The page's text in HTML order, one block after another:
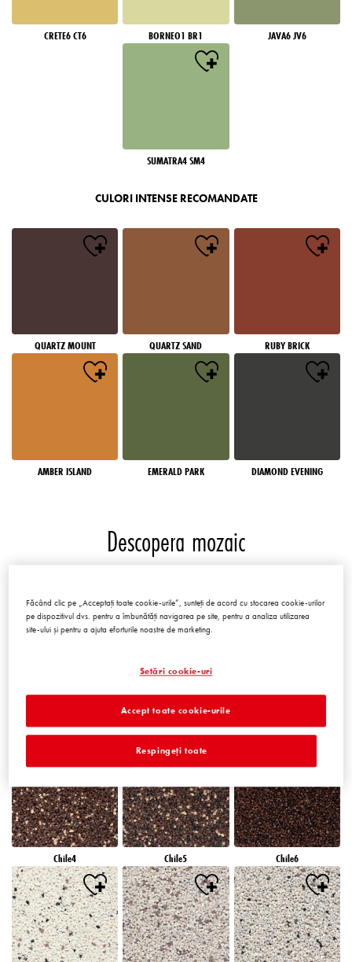
CRETE6 CT6 BORNEO1 BR1 JAVA6 JV6
SUMATRA4 SM4
CULORI INTENSE RECOMANDATE
QUARTZ MOUNT QUARTZ SAND RUBY BRICK
AMBER ISLAND EMERALD PARK DIAMOND EVENING
Descopera mozaic
Chile1 Chile2 Chile3
Chile4 Chile5 Chile6
Făcând clic pe „Acceptați toate cookie-urile”, sunteți de acord cu stocarea cookie-urilor
pe dispozitivul dvs. pentru a îmbunătăți navigarea pe site, pentru a analiza utilizarea
site-ului și pentru a ajuta eforturile noastre de marketing.
Setări cookie-uri
Respingeți toate
Accept toate cookie-urile